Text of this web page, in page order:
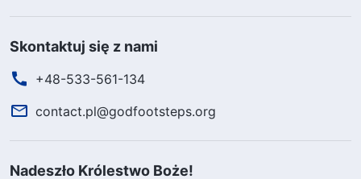
Skontaktuj się z nami
+48-533-561-134
contact.pl@godfootsteps.org
Nadeszło Królestwo Boże!